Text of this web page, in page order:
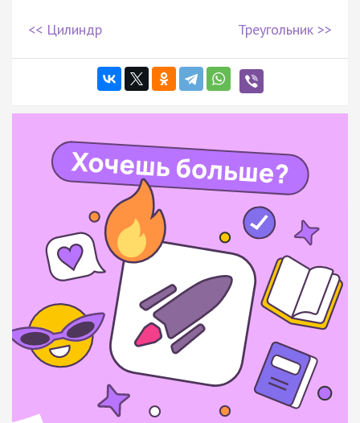
<< Цилиндр Треугольник >>